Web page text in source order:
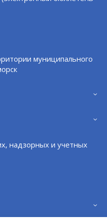
муниципального
надзорных и учетных
выезда на полосу,
телефону 112.
рядом.